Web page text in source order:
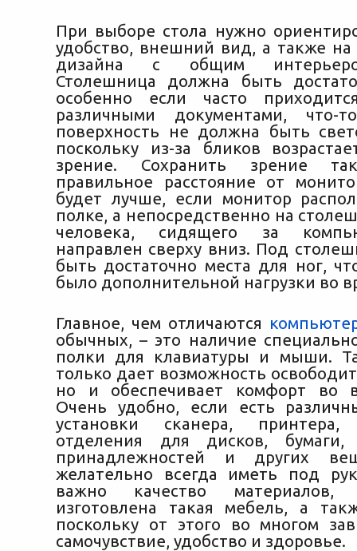
При выборе стола нужно
удобство, внешний вид, а также на
дизайна с общим
Столешница должна быть
особенно если часто
различными документами, что-
поверхность не должна быть
поскольку из-за бликов
зрение. Сохранить зрение
правильное расстояние от
будет лучше, если монитор
полке, а непосредственно на
человека, сидящего за
направлен сверху вниз. Под
быть достаточно места для ног,
было дополнительной нагрузки во
Главное, чем отличаются
обычных, – это наличие
полки для клавиатуры и мыши.
только дает возможность
но и обеспечивает комфорт во
Очень удобно, если есть
установки сканера, принтера,
отделения для дисков, бумаги,
принадлежностей и других
желательно всегда иметь под
важно качество
изготовлена такая мебель, а
поскольку от этого во многом
самочувствие, удобство и здоровье.